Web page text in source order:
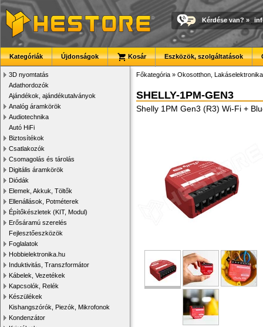
Kérdése van? »
Kategóriák Újdonságok Kosár Eszközök, szolgáltatások
3D nyomtatás
Adathordozók
Ajándékok, ajándékutalványok
Analóg áramkörök
Audiotechnika
Autó HiFi
Biztosítékok
Csatlakozók
Csomagolás és tárolás
Digitális áramkörök
Diódák
Elemek, Akkuk, Töltők
Ellenállások, Potméterek
Építőkészletek (KIT, Modul)
Erősáramú szerelés
Fejlesztőeszközök
Foglalatok
Hobbielektronika.hu
Induktivitás, Transzformátor
Kábelek, Vezetékek
Kapcsolók, Relék
Készülékek
Kishangszórók, Piezók, Mikrofonok
Kondenzátor
Főkategória » Okosotthon, Lakáselektronika
SHELLY-1PM-GEN3
Shelly 1PM Gen3 (R3) Wi-Fi +